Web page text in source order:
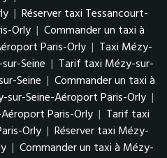
| Réserver taxi Tessancourt-
Orly | Commander un taxi à
Paris-Orly | Taxi Mézy-
Seine | Tarif taxi Mézy-sur-
Seine | Commander un taxi à
sur-Seine-Aéroport Paris-Orly |
Paris-Orly | Tarif taxi
Orly | Réserver taxi Mézy-
| Commander un taxi à Mézy-